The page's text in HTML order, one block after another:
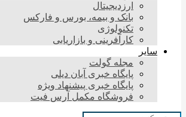
ارزدیجیتال
بانک و بیمه، بورس و فارکس
تکنولوژی
کارآفرینی و بازاریابی
سایر
مجله گولت
پایگاه خبری آبان دیلی
پایگاه خبری پیشنهاد ویژه
فروشگاه مکمل آرس فیت